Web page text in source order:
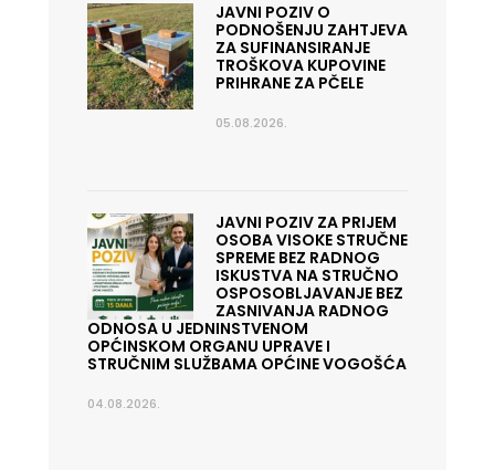
JAVNI POZIV O
PODNOŠENJU ZAHTJEVA
ZA SUFINANSIRANJE
TROŠKOVA KUPOVINE
PRIHRANE ZA PČELE
05.08.2026.
JAVNI POZIV ZA PRIJEM
OSOBA VISOKE STRUČNE
SPREME BEZ RADNOG
ISKUSTVA NA STRUČNO
OSPOSOBLJAVANJE BEZ
ZASNIVANJA RADNOG
ODNOSA U JEDNINSTVENOM
OPĆINSKOM ORGANU UPRAVE I
STRUČNIM SLUŽBAMA OPĆINE VOGOŠĆA
04.08.2026.